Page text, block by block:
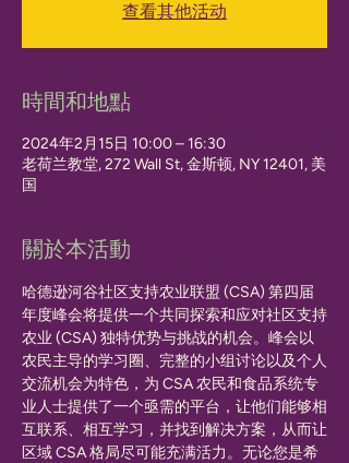
查看其他活动
時間和地點
2024年2月15日 10:00 – 16:30
老荷兰教堂, 272 Wall St, 金斯顿, NY 12401, 美
国
關於本活動
哈德逊河谷社区支持农业联盟 (CSA) 第四届
年度峰会将提供一个共同探索和应对社区支持
农业 (CSA) 独特优势与挑战的机会。峰会以
农民主导的学习圈、完整的小组讨论以及个人
交流机会为特色，为 CSA 农民和食品系统专
业人士提供了一个亟需的平台，让他们能够相
互联系、相互学习，并找到解决方案，从而让
区域 CSA 格局尽可能充满活力。无论您是希